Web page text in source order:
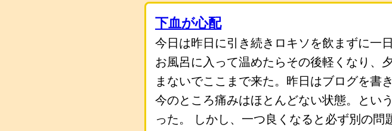
下血が心配
今日は昨日に引き続きロキソを飲まずに一
お風呂に入って温めたらその後軽くなり、
まないでここまで来た。昨日はブログを書
今のところ痛みはほとんどない状態。とい
った。 しかし、一つ良くなると必ず別の